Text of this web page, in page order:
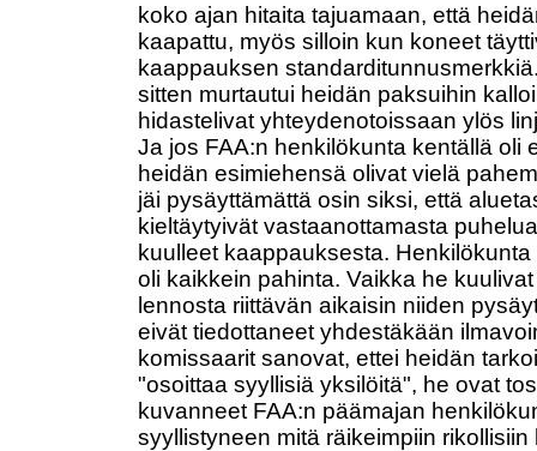
koko ajan hitaita tajuamaan, että
kaapattu, myös silloin kun koneet
kaappauksen
sitten murtautui heidän paksuihin
hidastelivat yhteydenotoissaan ylös
Ja jos FAA:n henkilökunta kentällä oli
heidän esimiehensä olivat vielä
jäi pysäyttämättä osin siksi, että
kieltäytyivät vastaanottamasta
kuulleet kaappauksesta.
oli kaikkein pahinta. Vaikka he
lennosta riittävän aikaisin niiden
eivät tiedottaneet yhdestäkään
komissaarit sanovat, ettei heidän
"osoittaa syyllisiä yksilöitä", he ovat
kuvanneet FAA:n päämajan
syyllistyneen mitä räikeimpiin rikollisiin